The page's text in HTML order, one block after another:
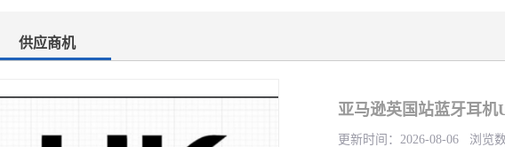
供应商机
亚马逊英国站蓝牙耳
更新时间：2026-08-06 浏览